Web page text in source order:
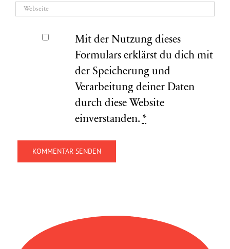
Mit der Nutzung dieses
Formulars erklärst du dich mit
der Speicherung und
Verarbeitung deiner Daten
durch diese Website
einverstanden. *